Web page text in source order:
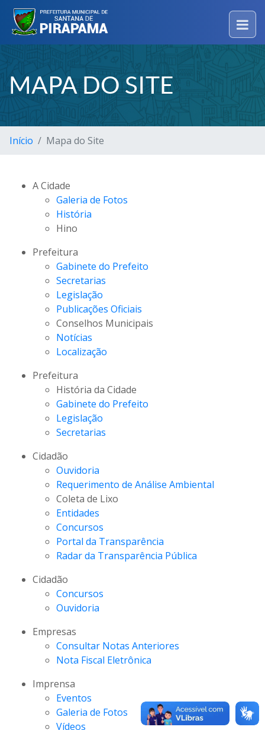
MAPA DO SITE
Início Mapa do Site
A Cidade
Galeria de Fotos
História
Hino
Prefeitura
Gabinete do Prefeito
Secretarias
Legislação
Publicações Oficiais
Conselhos Municipais
Notícias
Localização
Prefeitura
História da Cidade
Gabinete do Prefeito
Legislação
Secretarias
Cidadão
Ouvidoria
Requerimento de Análise Ambiental
Coleta de Lixo
Entidades
Concursos
Portal da Transparência
Radar da Transparência Pública
Cidadão
Concursos
Ouvidoria
Empresas
Consultar Notas Anteriores
Nota Fiscal Eletrônica
Imprensa
Eventos
Galeria de Fotos
Vídeos